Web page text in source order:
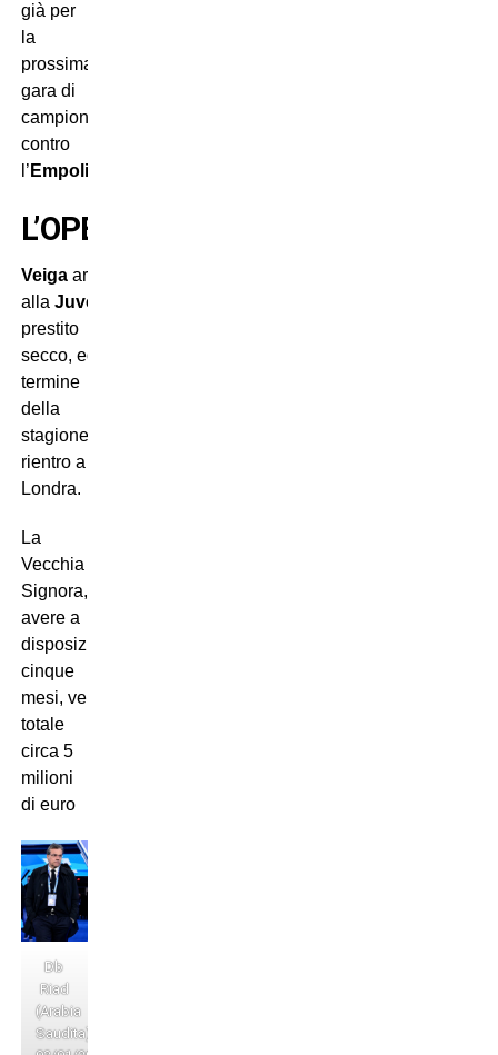
già per
la
prossima
gara di
campionato
contro
l’ Empoli
L’OPERAZIONE
Veigaarriva
alla Juventus
prestito
secco, ed al
termine
della
stagione farà
rientro a
Londra.
La
Vecchia
Signora, per
avere a
disposizione
cinque
mesi, verseranno in
totale
circa 5
milioni
di euro
Db
Riad
(Arabia
Saudita)